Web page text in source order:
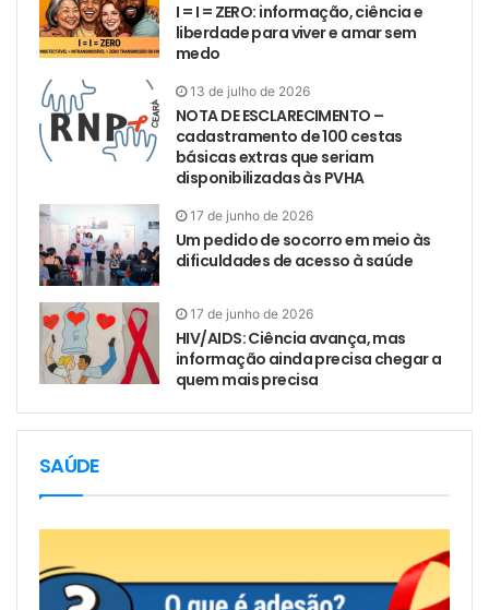
I = I = ZERO: informação, ciência e
liberdade para viver e amar sem
medo
13 de julho de 2026
NOTA DE ESCLARECIMENTO –
cadastramento de 100 cestas
básicas extras que seriam
disponibilizadas às PVHA
17 de junho de 2026
Um pedido de socorro em meio às
dificuldades de acesso à saúde
17 de junho de 2026
HIV/AIDS: Ciência avança, mas
informação ainda precisa chegar a
quem mais precisa
SAÚDE